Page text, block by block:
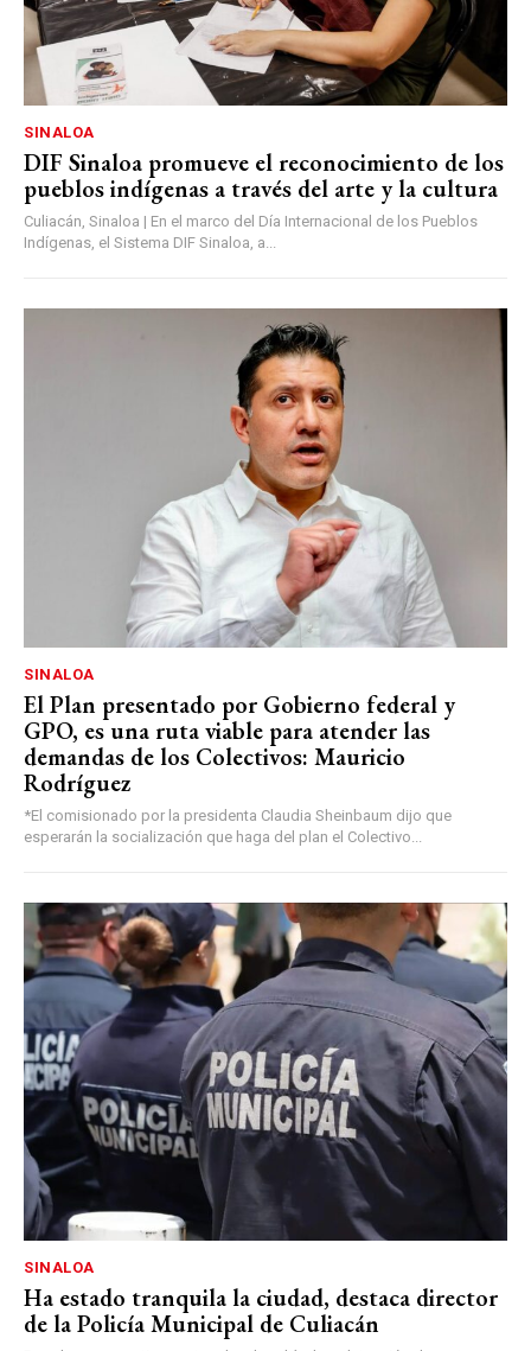
SINALOA
DIF Sinaloa promueve el reconocimiento de los
pueblos indígenas a través del arte y la cultura
Culiacán, Sinaloa | En el marco del Día Internacional de los Pueblos
Indígenas, el Sistema DIF Sinaloa, a...
SINALOA
El Plan presentado por Gobierno federal y
GPO, es una ruta viable para atender las
demandas de los Colectivos: Mauricio
Rodríguez
*El comisionado por la presidenta Claudia Sheinbaum dijo que
esperarán la socialización que haga del plan el Colectivo...
SINALOA
Ha estado tranquila la ciudad, destaca director
de la Policía Municipal de Culiacán